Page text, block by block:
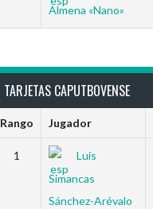
Almena «Nano»
TARJETAS CAPUTBOVENSE
Rango Jugador
1
Luis
Simancas
Sánchez-Arévalo